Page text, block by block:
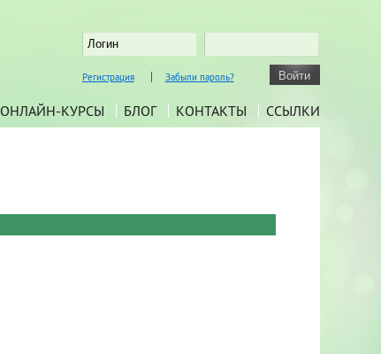
Регистрация Забыли пароль?
ОНЛАЙН-КУРСЫ БЛОГ КОНТАКТЫ ССЫЛКИ